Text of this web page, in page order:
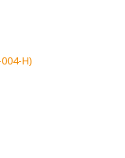
H)
kvalifikací.